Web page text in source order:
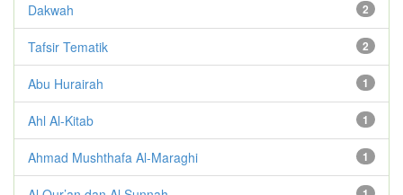
2
Dakwah
2
Tafsir Tematik
1
Abu Hurairah
1
Ahl Al-Kitab
1
Ahmad Mushthafa Al-Maraghi